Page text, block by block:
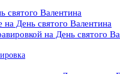
святого Валентина
День святого Валентина
на День святого